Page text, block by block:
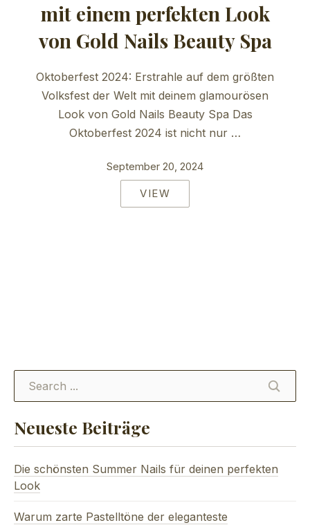
mit einem perfekten Look
von Gold Nails Beauty Spa
Oktoberfest 2024: Erstrahle auf dem größten
Volksfest der Welt mit deinem glamourösen
Look von Gold Nails Beauty Spa Das
Oktoberfest 2024 ist nicht nur …
September 20, 2024
VIEW
Neueste Beiträge
Die schönsten Summer Nails für deinen perfekten
Look
Warum zarte Pastelltöne der eleganteste